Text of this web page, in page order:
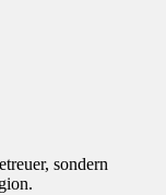
sondern